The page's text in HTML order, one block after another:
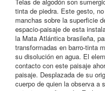
tinta de piedra. Este gesto,
manchas sobre la superficie
espacio-paisaje de esta
la Mata Atlántica brasileña,
transformadas en barro-tinta
su disolución en agua. El
contacto con este paisaje
paisaje. Desplazada de su
cuerpo de quien la observa a